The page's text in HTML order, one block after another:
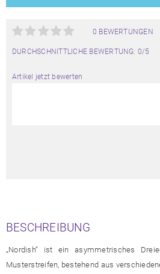
0 BEWERTUNGEN
DURCHSCHNITTLICHE BEWERTUNG: 0/5
Artikel jetzt bewerten
BESCHREIBUNG
„Nordish“ ist ein asymmetrisches
Musterstreifen, bestehend aus